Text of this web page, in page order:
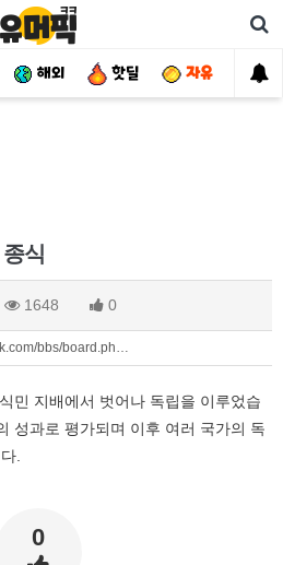
해외 핫딜 자유
식
1648 0
bbs/board.ph…
민 지배에서 벗어나 독립을 이루었습
성과로 평가되며 이후 여러 국가의 독
.
0